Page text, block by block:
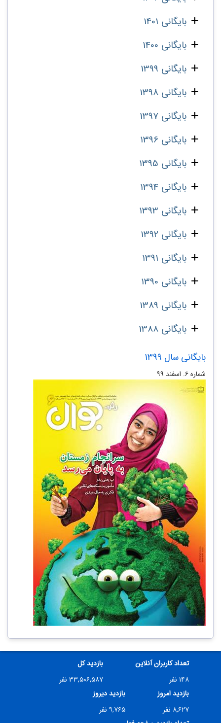
بایگانی 1401
بایگانی 1400
بایگانی 1399
بایگانی 1398
بایگانی 1397
بایگانی 1396
بایگانی 1395
بایگانی 1394
بایگانی 1393
بایگانی 1392
بایگانی 1391
بایگانی 1390
بایگانی 1389
بایگانی 1388
بایگانی سال 1399
شماره ۶. اسفند ۹۹
تعداد کاربران آنلاین
۱۴۸ نفر
بازدید کل
۳۳,۵۰۶,۵۸۷ نفر
بازدید امروز
۸,۶۲۷ نفر
بازدید دیروز
۹,۷۶۵ نفر